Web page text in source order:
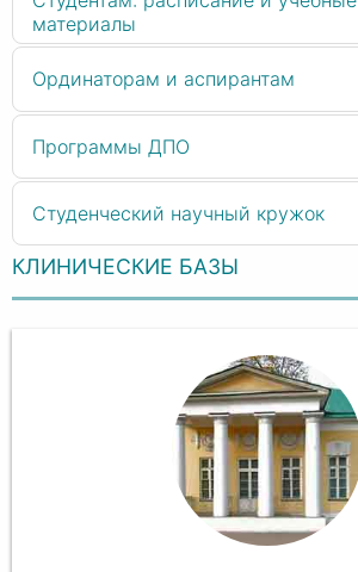
материалы
Ординаторам и аспирантам
Программы ДПО
Студенческий научный кружок
КЛИНИЧЕСКИЕ БАЗЫ